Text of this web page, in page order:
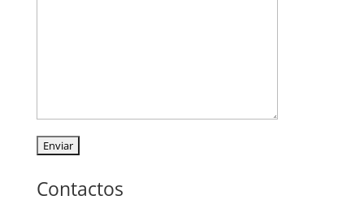
Contactos